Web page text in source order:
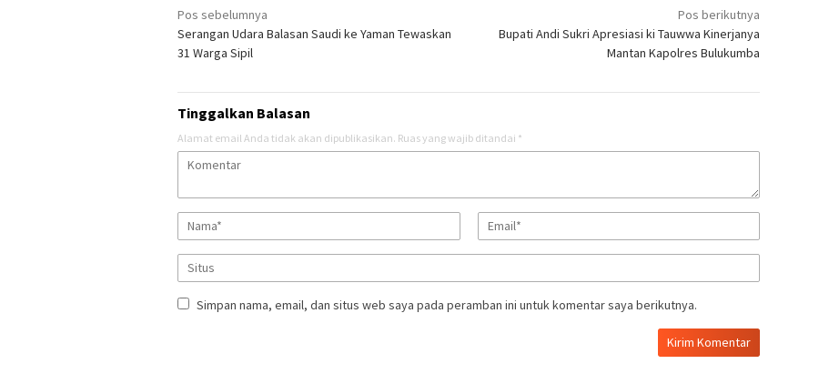
Navigasi
pos
Pos sebelumnya
Serangan Udara Balasan Saudi ke Yaman Tewaskan
31 Warga Sipil
Pos berikutnya
Bupati Andi Sukri Apresiasi ki Tauwwa Kinerjanya
Mantan Kapolres Bulukumba
Tinggalkan Balasan
Alamat email Anda tidak akan dipublikasikan. Ruas yang wajib ditandai *
Simpan nama, email, dan situs web saya pada peramban ini untuk komentar saya berikutnya.